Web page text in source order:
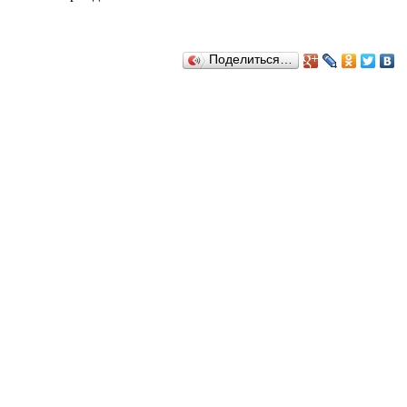
Поделиться…